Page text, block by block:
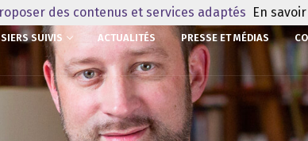
SUIVIS ACTUALITÉS PRESSE ET MÉDIAS
des contenus et services adaptés En